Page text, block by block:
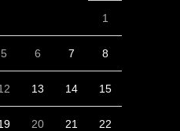
1
5 6 7 8
13 14 15
20 21 22